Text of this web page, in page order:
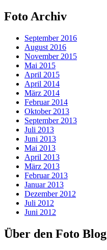
Foto Archiv
September 2016
August 2016
November 2015
Mai 2015
April 2015
April 2014
März 2014
Februar 2014
Oktober 2013
September 2013
Juli 2013
Juni 2013
Mai 2013
April 2013
März 2013
Februar 2013
Januar 2013
Dezember 2012
Juli 2012
Juni 2012
Über den Foto Blog